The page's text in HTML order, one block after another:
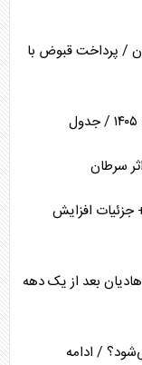
/ پرداخت قبوض با
سرطان
۱۴۰۵ اعلام شد + جزئیات افزایش
هادیان بعد از یک دهه
/ ادامه